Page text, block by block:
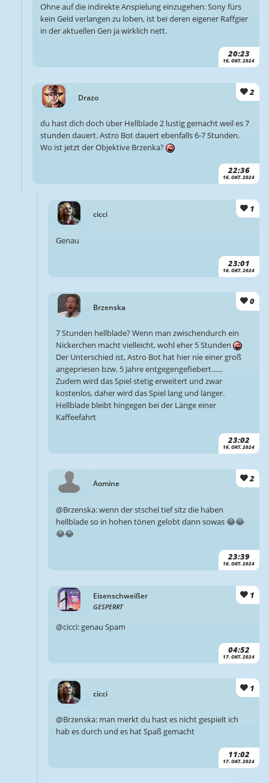
20:23
16. OKT. 2024
Ohne auf die indirekte Anspielung einzugehen: Sony fürs
kein Geld verlangen zu loben, ist bei deren eigener Raffgier
in der aktuellen Gen ja wirklich nett.
Drazo
2
22:36
16. OKT. 2024
du hast dich doch über Hellblade 2 lustig gemacht weil es 7
stunden dauert. Astro Bot dauert ebenfalls 6-7 Stunden.
Wo ist jetzt der Objektive Brzenka?
cicci
1
23:01
16. OKT. 2024
Genau
Brzenska
0
23:02
16. OKT. 2024
7 Stunden hellblade? Wenn man zwischendurch ein
Nickerchen macht vielleicht, wohl eher 5 Stunden
Der Unterschied ist, Astro Bot hat hier nie einer groß
angepriesen bzw. 5 Jahre entgegengefiebert......
Zudem wird das Spiel stetig erweitert und zwar
kostenlos, daher wird das Spiel lang und länger.
Hellblade bleibt hingegen bei der Länge einer
Kaffeefahrt
Aomine 2
23:39
16. OKT. 2024
@Brzenska: wenn der stschel tief sitz die haben
hellblade so in hohen tönen gelobt dann sowas 😂😂
😂😂
Eisenschweißer
GESPERRT
1
04:52
17. OKT. 2024
@cicci: genau Spam
cicci
1
11:02
17. OKT. 2024
@Brzenska: man merkt du hast es nicht gespielt ich
hab es durch und es hat Spaß gemacht